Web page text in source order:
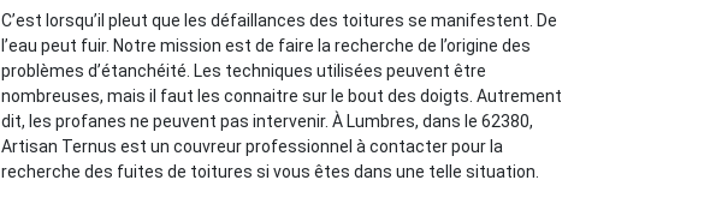
C’est lorsqu’il pleut que les défaillances des toitures se manifestent. De
l’eau peut fuir. Notre mission est de faire la recherche de l’origine des
problèmes d’étanchéité. Les techniques utilisées peuvent être
nombreuses, mais il faut les connaitre sur le bout des doigts. Autrement
dit, les profanes ne peuvent pas intervenir. À Lumbres, dans le 62380,
Artisan Ternus est un couvreur professionnel à contacter pour la
recherche des fuites de toitures si vous êtes dans une telle situation.